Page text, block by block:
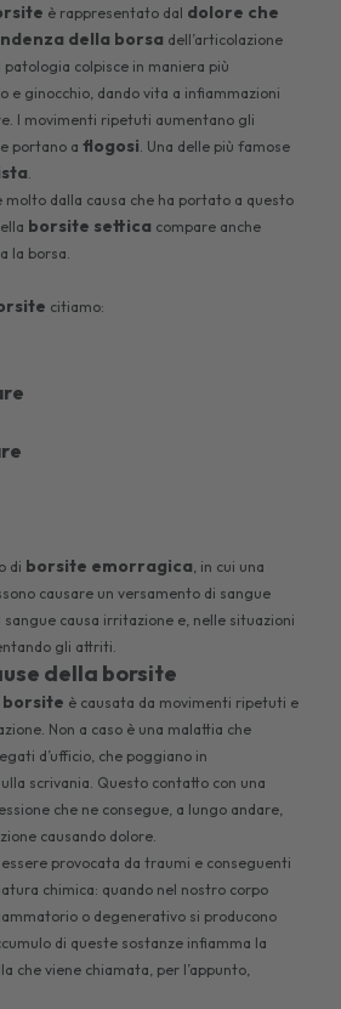
è rappresentato dal dolore che
della borsa dell’articolazione
colpisce in maniera più
e ginocchio, dando vita a infiammazioni
I movimenti ripetuti aumentano gli
portano aflogosi. Una delle più famose
.
molto dalla causa che ha portato a questo
borsite settica compare anche
la borsa.
citiamo:
di borsite emorragica, in cui una
causare un versamento di sangue
sangue causa irritazione e, nelle situazioni
gli attriti.
della borsite
borsite è causata da movimenti ripetuti e
Non a caso è una malattia che
d’ufficio, che poggiano in
scrivania. Questo contatto con una
che ne consegue, a lungo andare,
causando dolore.
essere provocata da traumi e conseguenti
chimica: quando nel nostro corpo
o degenerativo si producono
di queste sostanze infiamma la
che viene chiamata, per l’appunto,